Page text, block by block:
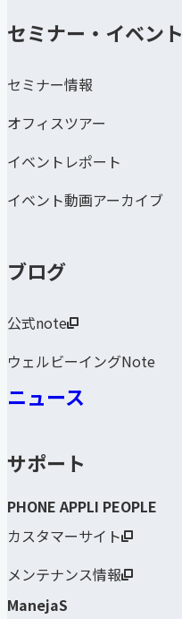
セミナー・イベント
セミナー情報
オフィスツアー
イベントレポート
イベント動画アーカイブ
ブログ
公式note
ウェルビーイングNote
ニュース
サポート
PHONE APPLI PEOPLE
カスタマーサイト
メンテナンス情報
ManejaS